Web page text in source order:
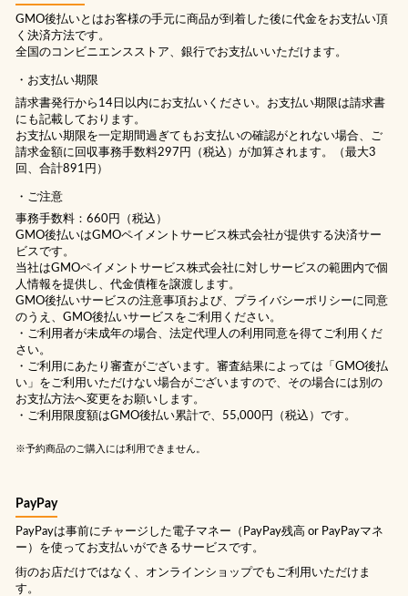
GMO後払いとはお客様の手元に商品が到着した後に代金をお支払い頂
く決済方法です。
全国のコンビニエンスストア、銀行でお支払いいただけます。
お支払い期限
請求書発行から14日以内にお支払いください。お支払い期限は請求書
にも記載しております。
お支払い期限を一定期間過ぎてもお支払いの確認がとれない場合、ご
請求金額に回収事務手数料297円（税込）が加算されます。（最大3
回、合計891円）
ご注意
事務手数料：660円（税込）
GMO後払いはGMOペイメントサービス株式会社が提供する決済サー
ビスです。
当社はGMOペイメントサービス株式会社に対しサービスの範囲内で個
人情報を提供し、代金債権を譲渡します。
GMO後払いサービスの注意事項および、 プライバシーポリシーに同意
のうえ、GMO後払いサービスをご利用ください。
・ご利用者が未成年の場合、法定代理人の利用同意を得てご利用くだ
さい。
・ご利用にあたり審査がございます。審査結果によっては「GMO後払
い」をご利用いただけない場合がございますので、その場合には別の
お支払方法へ変更をお願いします。
・ご利用限度額はGMO後払い累計で、55,000円（税込）です。
※予約商品のご購入には利用できません。
PayPay
PayPayは事前にチャージした電子マネー（PayPay残高 or PayPayマネ
ー）を使ってお支払いができるサービスです。
街のお店だけではなく、オンラインショップでもご利用いただけま
す。